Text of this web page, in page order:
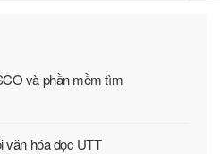
và phần mềm tìm
văn hóa đọc UTT